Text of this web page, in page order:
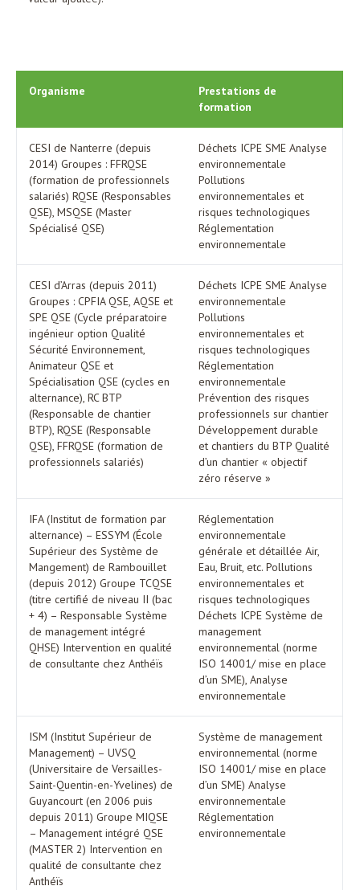
Organisme
Prestations de
formation
CESI de Nanterre (depuis
2014) Groupes : FFRQSE
(formation de professionnels
salariés) RQSE (Responsables
QSE), MSQSE (Master
Spécialisé QSE)
Déchets ICPE SME Analyse
environnementale
Pollutions
environnementales et
risques technologiques
Réglementation
environnementale
CESI d’Arras (depuis 2011)
Groupes : CPFIA QSE, AQSE et
SPE QSE (Cycle préparatoire
ingénieur option Qualité
Sécurité Environnement,
Animateur QSE et
Spécialisation QSE (cycles en
alternance), RC BTP
(Responsable de chantier
BTP), RQSE (Responsable
QSE), FFRQSE (formation de
professionnels salariés)
Déchets ICPE SME Analyse
environnementale
Pollutions
environnementales et
risques technologiques
Réglementation
environnementale
Prévention des risques
professionnels sur chantier
Développement durable
et chantiers du BTP Qualité
d’un chantier « objectif
zéro réserve »
IFA (Institut de formation par
alternance) – ESSYM (École
Supérieur des Système de
Mangement) de Rambouillet
(depuis 2012) Groupe TCQSE
(titre certifié de niveau II (bac
+ 4) – Responsable Système
de management intégré
QHSE) Intervention en qualité
de consultante chez Anthéïs
Réglementation
environnementale
générale et détaillée Air,
Eau, Bruit, etc. Pollutions
environnementales et
risques technologiques
Déchets ICPE Système de
management
environnemental (norme
ISO 14001/ mise en place
d’un SME), Analyse
environnementale
ISM (Institut Supérieur de
Management) – UVSQ
(Universitaire de Versailles-
Saint-Quentin-en-Yvelines) de
Guyancourt (en 2006 puis
depuis 2011) Groupe MIQSE
– Management intégré QSE
(MASTER 2) Intervention en
qualité de consultante chez
Anthéïs
Système de management
environnemental (norme
ISO 14001/ mise en place
d’un SME) Analyse
environnementale
Réglementation
environnementale